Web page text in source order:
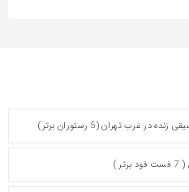
در غرب تهران (5 رستوران برتر)
)